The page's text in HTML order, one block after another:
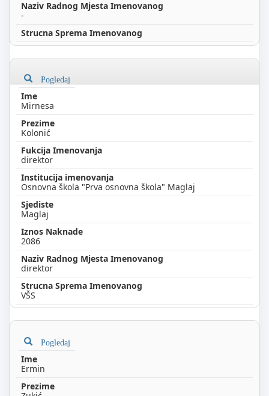
-
Pogledaj
Mirnesa
Kolonić
direktor
Osnovna škola "Prva osnovna škola" Maglaj
Maglaj
2086
direktor
VŠS
Pogledaj
Ermin